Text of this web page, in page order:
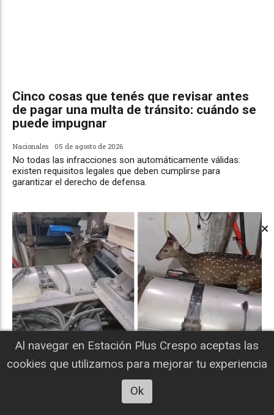
Cinco cosas que tenés que revisar antes
de pagar una multa de tránsito: cuándo se
puede impugnar
Nacionales 05 de agosto de 2026
No todas las infracciones son automáticamente válidas:
existen requisitos legales que deben cumplirse para
garantizar el derecho de defensa.
Una visita inesperada: un ciervo apareció
dentro de un taller mecánico en San
Al navegar en Estación Plus Crespo aceptas las
cookies que utilizamos para mejorar tu experiencia
Ok